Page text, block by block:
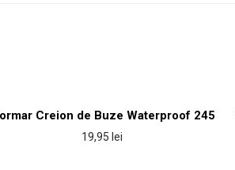
Creion de Buze Waterproof 245
19,95 lei